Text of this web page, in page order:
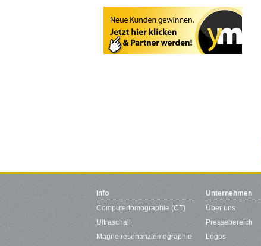
Info
Computertomographie (CT)
Ultraschall
Magnetresonanztomographie
Unternehmen
Über uns
Pressebereich
Logos